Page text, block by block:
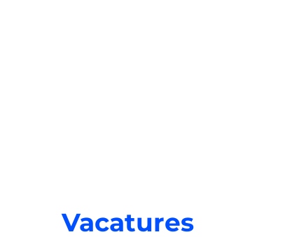
Vacatures